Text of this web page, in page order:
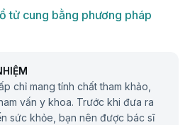
tử cung bằng phương pháp
chỉ mang tính chất tham khảo,
vấn y khoa. Trước khi đưa ra
sức khỏe, bạn nên được bác sĩ